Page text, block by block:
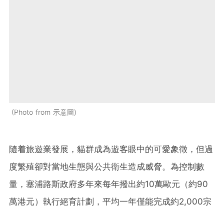
Photo from 示意圖
隨着旅遊業發展，貓群成為遊客眼中的可愛象徵，但過
度繁殖卻對當地生態與公共衛生造成威脅。為控制數
量，塞浦路斯政府多年來每年撥出約10萬歐元（約90
萬港元）執行絕育計劃，平均一年僅能完成約2,000宗